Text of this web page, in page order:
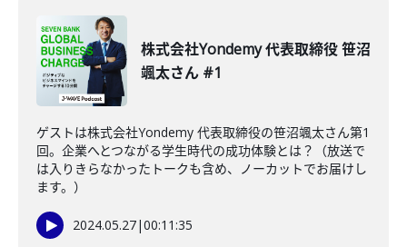
株式会社Yondemy 代表取締役 笹沼
颯太さん #1
ゲストは株式会社Yondemy 代表取締役の笹沼颯太さん第1
回。企業へとつながる学生時代の成功体験とは？（放送で
は入りきらなかったトークも含め、ノーカットでお届けし
ます。）
2024.05.27|00:11:35